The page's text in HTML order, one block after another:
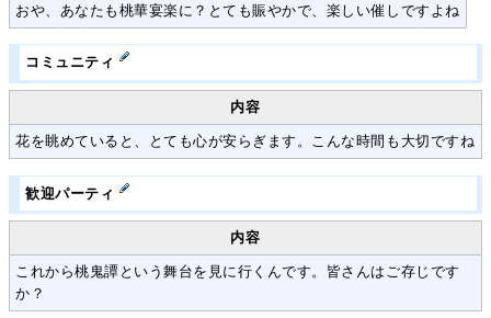
おや、あなたも桃華宴楽に？とても賑やかで、楽しい催しですよね
コミュニティ
内容
花を眺めていると、とても心が安らぎます。こんな時間も大切ですね
歓迎パーティ
内容
これから桃鬼譚という舞台を見に行くんです。皆さんはご存じです
か？